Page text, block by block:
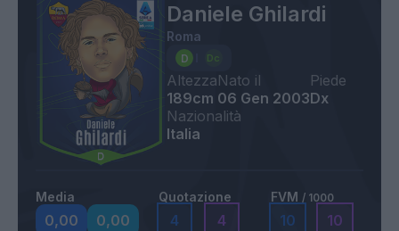
Daniele Ghilardi
Roma
Altezza
189cm
Nato il
06 Gen 2003
Piede
Dx
Nazionalità
Italia
Media
0,00 0,00
Quotazione
4 4
FVM / 1000
10 10